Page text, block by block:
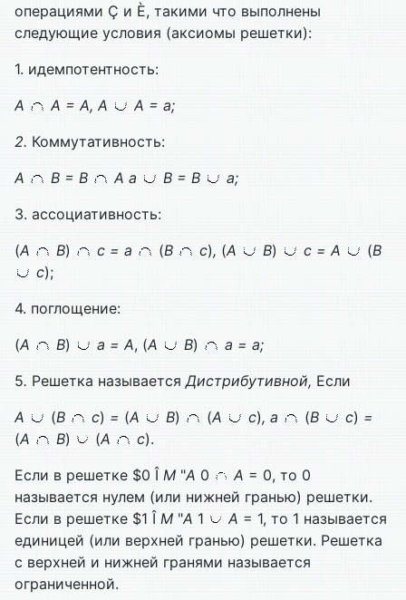
операциями Ç и È, такими что выполнены
следующие условия (аксиомы решетки):
1. идемпотентность:
А
А = A, A
A = а;
2. Коммутативность:
А
B = B A а B = B
а;
3. ассоциативность:
(А B) с = а (B с), (A B) с = A (B
с);
4. поглощение:
(A B) а =A, (A B)
а = а;
5. Решетка называетсяДистрибутивной, Если
A
(B с) = (A B) (A с), а (B с) =
(А B) (А с).
Если в решетке $0 Î М "А 0 А = 0, то 0
называется нулем (или нижней гранью) решетки.
Если в решетке $1 Î М "A 1 A = 1, то 1 называется
единицей (или верхней гранью) решетки. Решетка
с верхней и нижней гранями называется
ограниченной.